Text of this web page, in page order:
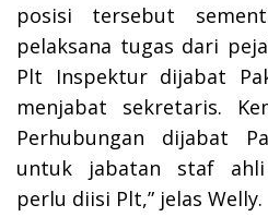
posisi tersebut
pelaksana tugas dari
Plt Inspektur dijabat
menjabat sekretaris.
Perhubungan dijabat
untuk jabatan staf
perlu diisi Plt,” jelas Welly.